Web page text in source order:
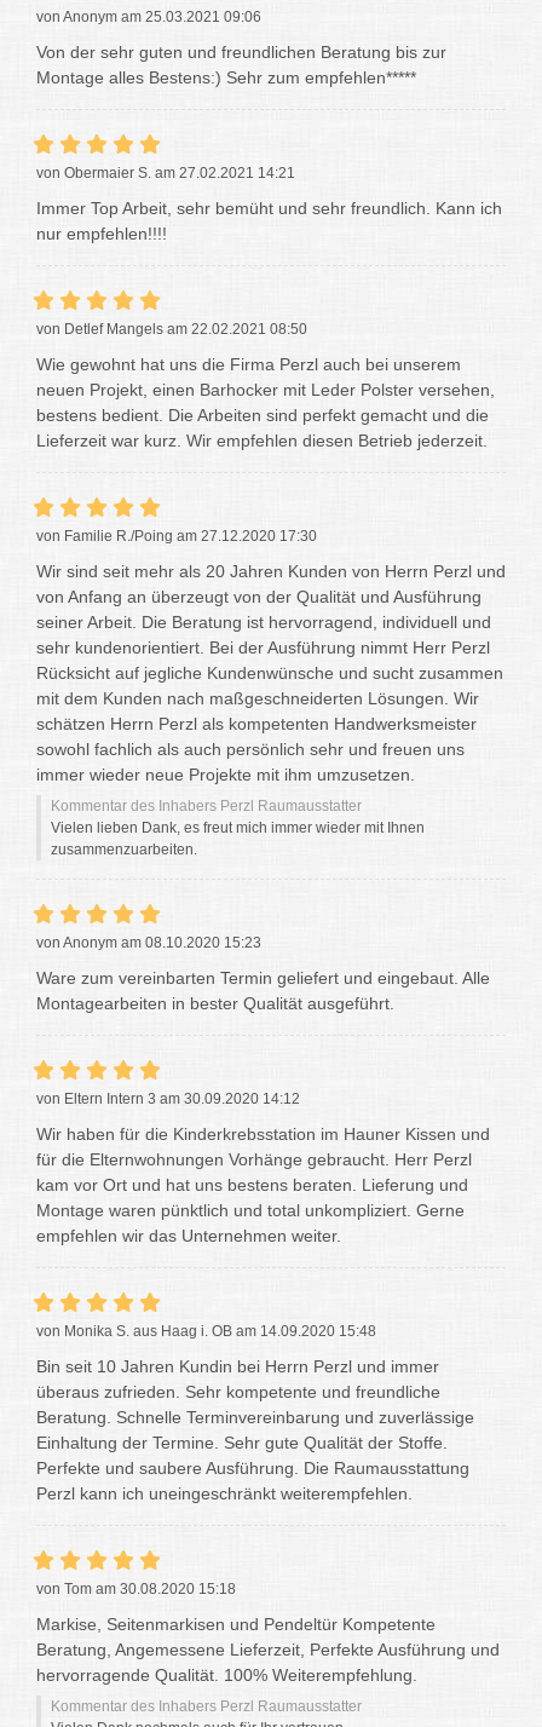
von Anonym am 25.03.2021 09:06
Von der sehr guten und freundlichen Beratung bis zur
Montage alles Bestens:) Sehr zum empfehlen*****
von Obermaier S. am 27.02.2021 14:21
Immer Top Arbeit, sehr bemüht und sehr freundlich. Kann ich
nur empfehlen!!!!
von Detlef Mangels am 22.02.2021 08:50
Wie gewohnt hat uns die Firma Perzl auch bei unserem
neuen Projekt, einen Barhocker mit Leder Polster versehen,
bestens bedient. Die Arbeiten sind perfekt gemacht und die
Lieferzeit war kurz. Wir empfehlen diesen Betrieb jederzeit.
von Familie R./Poing am 27.12.2020 17:30
Wir sind seit mehr als 20 Jahren Kunden von Herrn Perzl und
von Anfang an überzeugt von der Qualität und Ausführung
seiner Arbeit. Die Beratung ist hervorragend, individuell und
sehr kundenorientiert. Bei der Ausführung nimmt Herr Perzl
Rücksicht auf jegliche Kundenwünsche und sucht zusammen
mit dem Kunden nach maßgeschneiderten Lösungen. Wir
schätzen Herrn Perzl als kompetenten Handwerksmeister
sowohl fachlich als auch persönlich sehr und freuen uns
immer wieder neue Projekte mit ihm umzusetzen.
Kommentar des Inhabers Perzl Raumausstatter
Vielen lieben Dank, es freut mich immer wieder mit Ihnen
zusammenzuarbeiten.
von Anonym am 08.10.2020 15:23
Ware zum vereinbarten Termin geliefert und eingebaut. Alle
Montagearbeiten in bester Qualität ausgeführt.
von Eltern Intern 3 am 30.09.2020 14:12
Wir haben für die Kinderkrebsstation im Hauner Kissen und
für die Elternwohnungen Vorhänge gebraucht. Herr Perzl
kam vor Ort und hat uns bestens beraten. Lieferung und
Montage waren pünktlich und total unkompliziert. Gerne
empfehlen wir das Unternehmen weiter.
von Monika S. aus Haag i. OB am 14.09.2020 15:48
Bin seit 10 Jahren Kundin bei Herrn Perzl und immer
überaus zufrieden. Sehr kompetente und freundliche
Beratung. Schnelle Terminvereinbarung und zuverlässige
Einhaltung der Termine. Sehr gute Qualität der Stoffe.
Perfekte und saubere Ausführung. Die Raumausstattung
Perzl kann ich uneingeschränkt weiterempfehlen.
von Tom am 30.08.2020 15:18
Markise, Seitenmarkisen und Pendeltür Kompetente
Beratung, Angemessene Lieferzeit, Perfekte Ausführung und
hervorragende Qualität. 100% Weiterempfehlung.
Kommentar des Inhabers Perzl Raumausstatter